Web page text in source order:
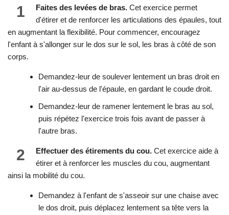
1 Faites des levées de bras. Cet exercice permet
d'étirer et de renforcer les articulations des épaules, tout
en augmentant la flexibilité. Pour commencer, encouragez
l'enfant à s'allonger sur le dos sur le sol, les bras à côté de son
corps.
Demandez-leur de soulever lentement un bras droit en
l'air au-dessus de l'épaule, en gardant le coude droit.
Demandez-leur de ramener lentement le bras au sol,
puis répétez l'exercice trois fois avant de passer à
l'autre bras.
2 Effectuer des étirements du cou. Cet exercice aide à
étirer et à renforcer les muscles du cou, augmentant
ainsi la mobilité du cou.
Demandez à l'enfant de s'asseoir sur une chaise avec
le dos droit, puis déplacez lentement sa tête vers la